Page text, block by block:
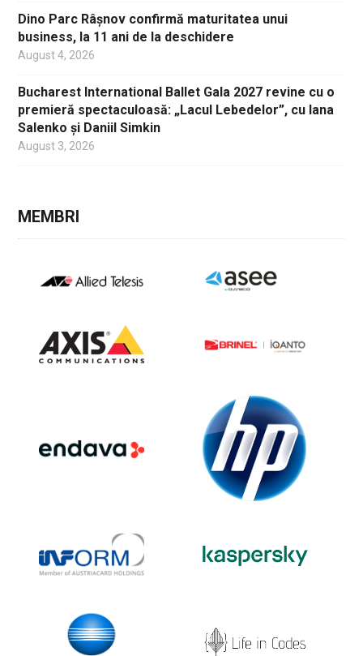
Dino Parc Râșnov confirmă maturitatea unui
business, la 11 ani de la deschidere
August 4, 2026
Bucharest International Ballet Gala 2027 revine cu o
premieră spectaculoasă: „Lacul Lebedelor”, cu Iana
Salenko și Daniil Simkin
August 3, 2026
MEMBRI